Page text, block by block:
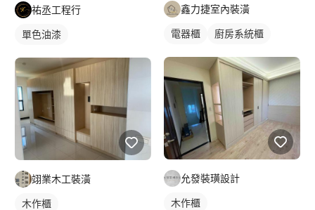
祐丞工程行
單色油漆
翊業木工裝潢
木作櫃
鑫力捷室內裝潢
電器櫃 廚房系統櫃
允發裝璜設計
木作櫃